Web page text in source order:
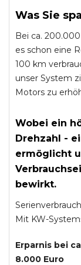
Was Sie
Bei ca.
es schon eine
100 km
unser System
Motors zu
Wobei ein
Drehzahl -
ermöglicht
bewirkt.
Mit KW-
Erparnis bei
8.000 Euro